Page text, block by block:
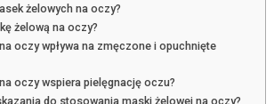
żelowych na oczy?
żelową na oczy?
oczy wpływa na zmęczone i opuchnięte
oczy wspiera pielęgnację oczu?
do stosowania maski żelowej na oczy?